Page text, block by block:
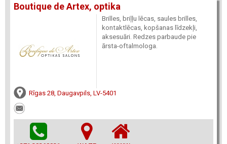
Boutique de Artex, optika
Brilles, briļļu lēcas, saules brilles,
kontaktlēcas, kopšanas līdzekļi,
aksesuāri. Redzes parbaude pie
ārsta-oftalmologa.
Rīgas 28, Daugavpils, LV-5401